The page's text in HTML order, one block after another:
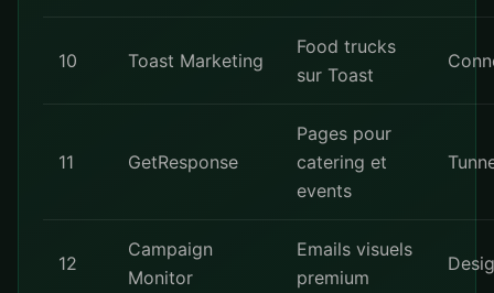
10 Toast Marketing
Food trucks
sur Toast
11 GetResponse
Pages pour
catering et
events
12
Campaign
Monitor
Emails visuels
premium